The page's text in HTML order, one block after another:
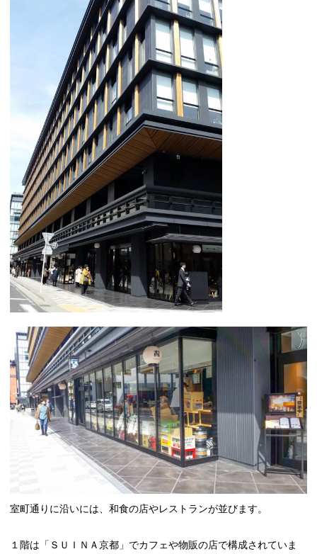
室町通りに沿いには、和食の店やレストランが並びます。
１階は「ＳＵＩＮＡ京都」でカフェや物販の店で構成されていま